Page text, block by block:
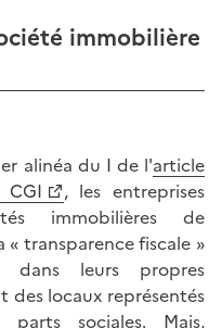
immobilière
alinéa du I de l'article
, les entreprises
immobilières de
« transparencefiscale »
dans leurs propres
des locaux représentés
sociales. Mais,